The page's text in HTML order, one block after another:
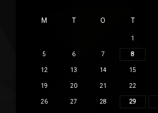
M T O T
1
5 6 7 8
12 13 14 15
19 20 21 22
26 27 28 29